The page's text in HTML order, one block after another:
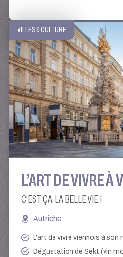
VILLES & CULTURE
L’ART DE VIVRE À
C’EST ÇA, LA BELLE VIE !
Autriche
L’art de vivre viennois à son
Dégustation de Sekt (vin